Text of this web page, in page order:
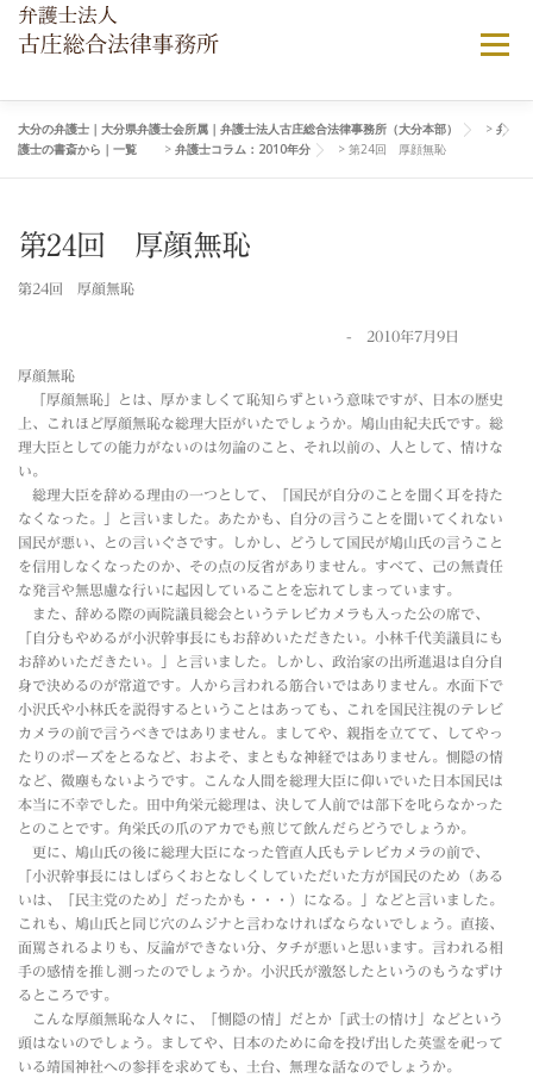
ツ
メニュー
当法律事務所について ご相談ご依頼の流れ
弁護士費用について 顧問弁護士契約
大分の弁護士｜大分県弁護士会所属｜弁護士法人古庄総合法律事務所（大分本部） > 弁
護士の書斎から｜一覧
> 弁護士コラム：2010年分 > 第24回 厚顔無恥
第24回 厚顔無恥
第24回 厚顔無恥
- 2010年7月9日
厚顔無恥
「厚顔無恥」とは、厚かましくて恥知らずという意味ですが、日本の歴史
上、これほど厚顔無恥な総理大臣がいたでしょうか。鳩山由紀夫氏です。総
理大臣としての能力がないのは勿論のこと、それ以前の、人として、情けな
い。
総理大臣を辞める理由の一つとして、「国民が自分のことを聞く耳を持た
なくなった。」と言いました。あたかも、自分の言うことを聞いてくれない
国民が悪い、との言いぐさです。しかし、どうして国民が鳩山氏の言うこと
を信用しなくなったのか、その点の反省がありません。すべて、己の無責任
な発言や無思慮な行いに起因していることを忘れてしまっています。
また、辞める際の両院議員総会というテレビカメラも入った公の席で、
「自分もやめるが小沢幹事長にもお辞めいただきたい。小林千代美議員にも
お辞めいただきたい。」と言いました。しかし、政治家の出所進退は自分自
身で決めるのが常道です。人から言われる筋合いではありません。水面下で
小沢氏や小林氏を説得するということはあっても、これを国民注視のテレビ
カメラの前で言うべきではありません。ましてや、親指を立てて、してやっ
たりのポーズをとるなど、およそ、まともな神経ではありません。惻隠の情
など、微塵もないようです。こんな人間を総理大臣に仰いでいた日本国民は
本当に不幸でした。田中角栄元総理は、決して人前では部下を叱らなかった
とのことです。角栄氏の爪のアカでも煎じて飲んだらどうでしょうか。
更に、鳩山氏の後に総理大臣になった管直人氏もテレビカメラの前で、
「小沢幹事長にはしばらくおとなしくしていただいた方が国民のため（ある
いは、「民主党のため」だったかも・・・）になる。」などと言いました。
これも、鳩山氏と同じ穴のムジナと言わなければならないでしょう。直接、
面罵されるよりも、反論ができない分、タチが悪いと思います。言われる相
手の感情を推し測ったのでしょうか。小沢氏が激怒したというのもうなずけ
るところです。
こんな厚顔無恥な人々に、「惻隠の情」だとか「武士の情け」などという
頭はないのでしょう。ましてや、日本のために命を投げ出した英霊を祀って
いる靖国神社への参拝を求めても、土台、無理な話なのでしょうか。